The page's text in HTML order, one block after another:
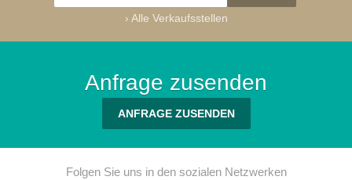
› Alle Verkaufsstellen
Anfrage zusenden
ANFRAGE ZUSENDEN
Folgen Sie uns in den sozialen Netzwerken